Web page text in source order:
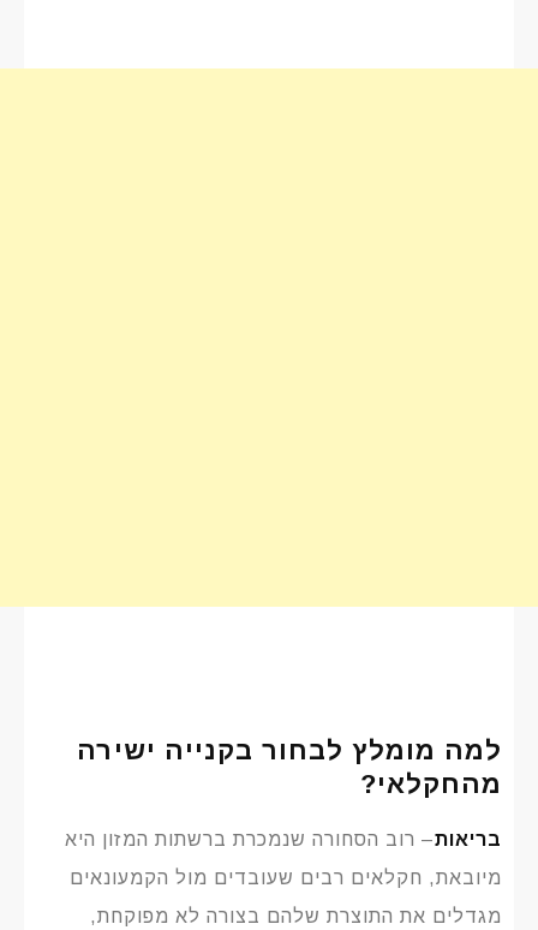
למה מומלץ לבחור בקנייה ישירה
מהחקלאי?
בריאות– רוב הסחורה שנמכרת ברשתות המזון היא
מיובאת, חקלאים רבים שעובדים מול הקמעונאים
מגדלים את התוצרת שלהם בצורה לא מפוקחת,